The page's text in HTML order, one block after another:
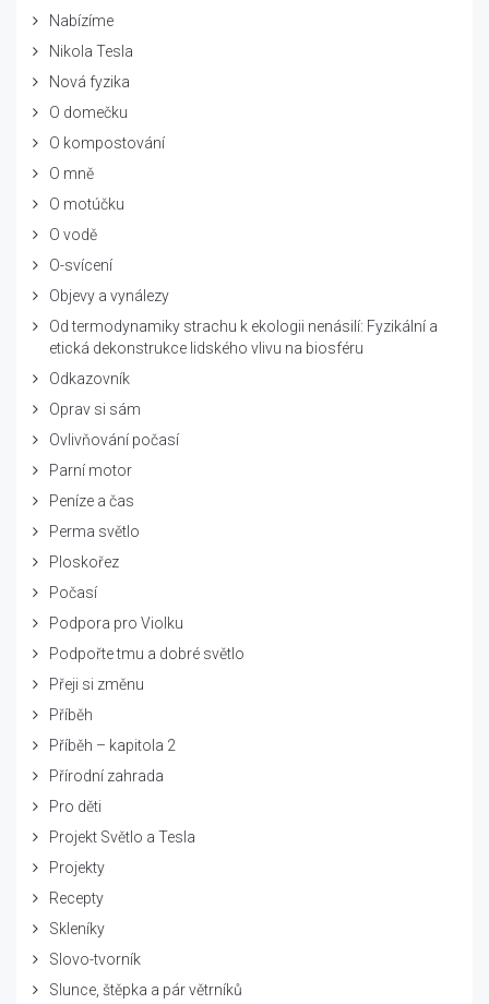
Nabízíme
Nikola Tesla
Nová fyzika
O domečku
O kompostování
O mně
O motúčku
O vodě
O-svícení
Objevy a vynálezy
Od termodynamiky strachu k ekologii nenásilí: Fyzikální a
etická dekonstrukce lidského vlivu na biosféru
Odkazovník
Oprav si sám
Ovlivňování počasí
Parní motor
Peníze a čas
Perma světlo
Ploskořez
Počasí
Podpora pro Violku
Podpořte tmu a dobré světlo
Přeji si změnu
Příběh
Příběh – kapitola 2
Přírodní zahrada
Pro děti
Projekt Světlo a Tesla
Projekty
Recepty
Skleníky
Slovo-tvorník
Slunce, štěpka a pár větrníků